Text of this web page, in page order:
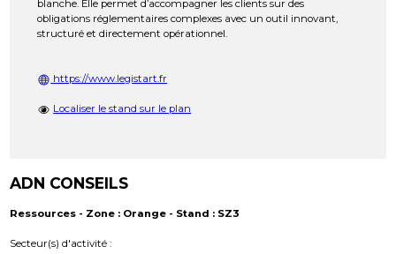
blanche. Elle permet d’accompagner les clients sur des
obligations réglementaires complexes avec un outil innovant,
structuré et directement opérationnel.
https://www.legistart.fr
Localiser le stand sur le plan
ADN CONSEILS
Ressources - Zone : Orange - Stand : SZ3
Secteur(s) d'activité :